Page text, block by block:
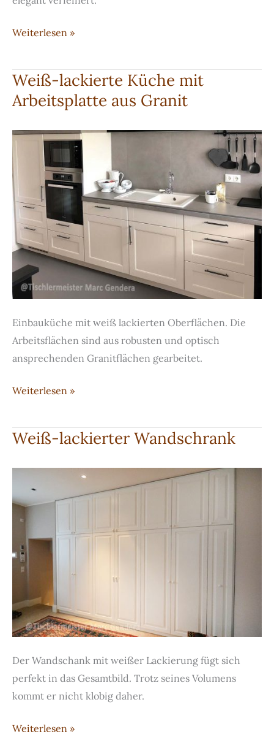
Klassischer
als
individuelles
Einzelstück
Weiterlesen »
Weiß-lackierte Küche mit
Arbeitsplatte aus Granit
Einbauküche mit weiß lackierten Oberflächen. Die
Arbeitsflächen sind aus robusten und optisch
ansprechenden Granitflächen gearbeitet.
Weiß-
Küche
mit
Granit
Weiterlesen »
Weiß-lackierter Wandschrank
Der Wandschank mit weißer Lackierung fügt sich
perfekt in das Gesamtbild. Trotz seines Volumens
kommt er nicht klobig daher.
Weiß-
Weiterlesen »